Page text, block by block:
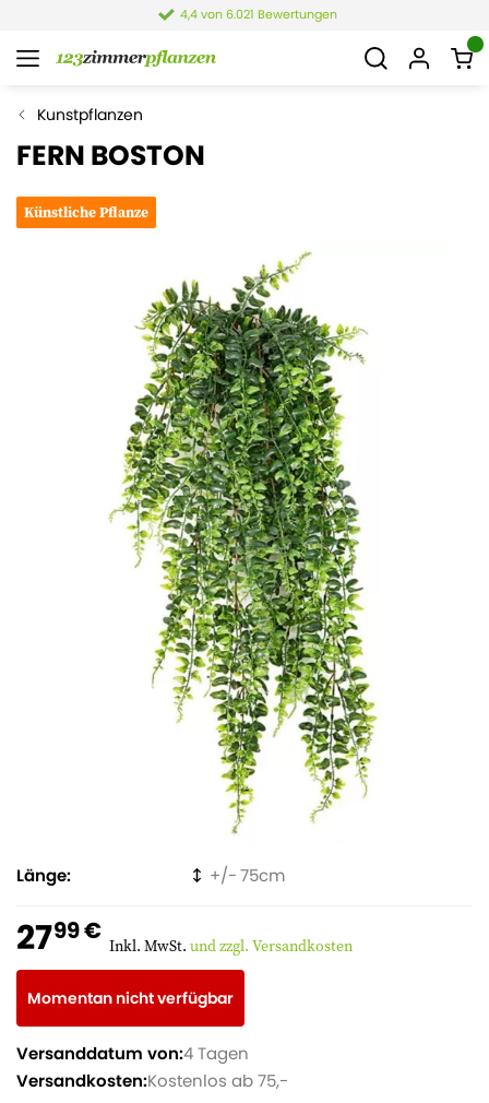
4,4 von 6.021 Bewertungen
Kunstpflanzen
FERN BOSTON
Künstliche Pflanze
Länge 75
2799 € Inkl. MwSt. und zzgl. Versandkosten
Momentan nicht verfügbar
Versanddatum von:4 Tagen
Versandkosten:Kostenlos ab 75,-